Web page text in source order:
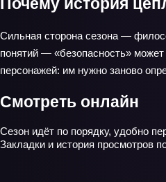
Почему история
Сильная сторона сезона —
понятий — «безопасность»
персонажей: им нужно заново
Смотреть онлайн
Сезон идёт по порядку, удобно
Закладки и история просмотров